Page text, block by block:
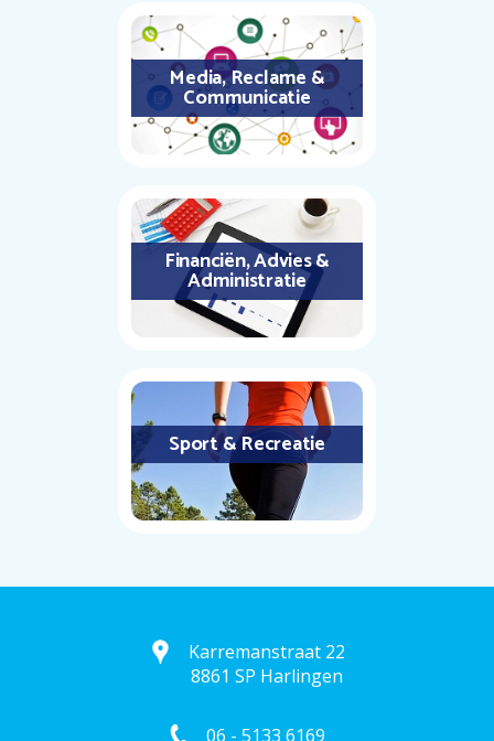
Media, Reclame &
Communicatie
Financiën, Advies &
Administratie
Sport & Recreatie
Karremanstraat 22
8861 SP Harlingen
06 - 5133 6169